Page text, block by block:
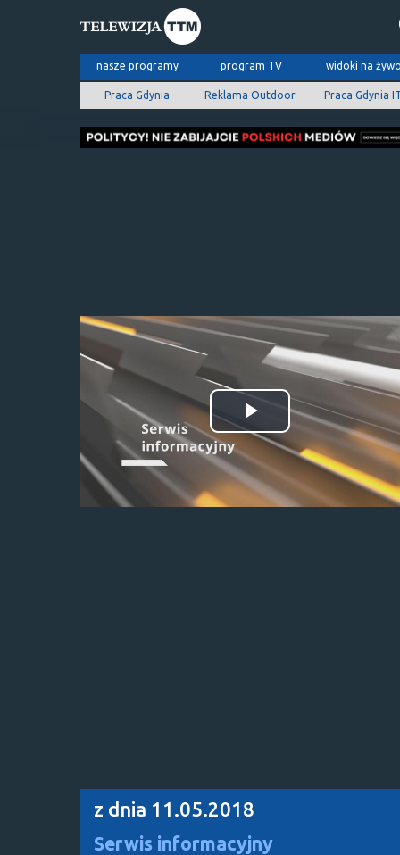
nasze programy program TV widoki na
Praca Gdynia Reklama Outdoor Praca Gdynia
Odtwórz
wideo
z dnia 11.05.2018
Serwis informacyjny